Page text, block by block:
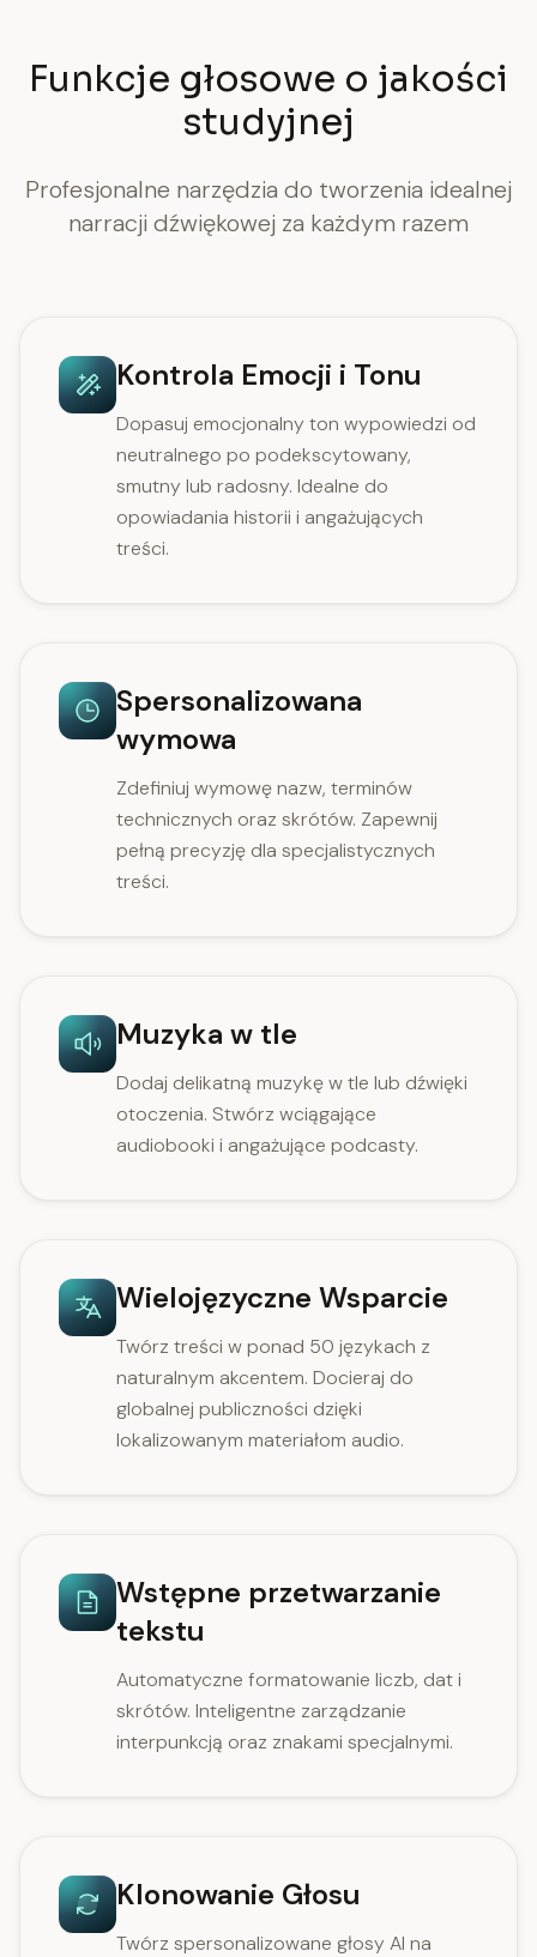
Funkcje głosowe o jakości
studyjnej
Profesjonalne narzędzia do tworzenia idealnej
narracji dźwiękowej za każdym razem
Kontrola Emocji i Tonu
Dopasuj emocjonalny ton wypowiedzi od
neutralnego po podekscytowany,
smutny lub radosny. Idealne do
opowiadania historii i angażujących
treści.
Spersonalizowana
wymowa
Zdefiniuj wymowę nazw, terminów
technicznych oraz skrótów. Zapewnij
pełną precyzję dla specjalistycznych
treści.
Muzyka w tle
Dodaj delikatną muzykę w tle lub dźwięki
otoczenia. Stwórz wciągające
audiobooki i angażujące podcasty.
Wielojęzyczne Wsparcie
Twórz treści w ponad 50 językach z
naturalnym akcentem. Docieraj do
globalnej publiczności dzięki
lokalizowanym materiałom audio.
Wstępne przetwarzanie
tekstu
Automatyczne formatowanie liczb, dat i
skrótów. Inteligentne zarządzanie
interpunkcją oraz znakami specjalnymi.
Klonowanie Głosu
Twórz spersonalizowane głosy AI na